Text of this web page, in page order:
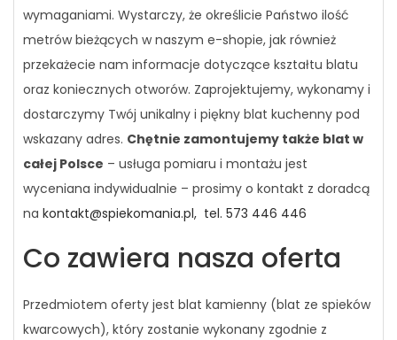
wymaganiami. Wystarczy, że określicie Państwo ilość
metrów bieżących w naszym e-shopie, jak również
przekażecie nam informacje dotyczące kształtu blatu
oraz koniecznych otworów. Zaprojektujemy, wykonamy i
dostarczymy Twój unikalny i piękny blat kuchenny pod
wskazany adres. Chętnie zamontujemy także blat w
całej Polsce – usługa pomiaru i montażu jest
wyceniana indywidualnie – prosimy o kontakt z doradcą
na kontakt@spiekomania.pl, tel. 573 446 446
Co zawiera nasza oferta
Przedmiotem oferty jest blat kamienny (blat ze spieków
kwarcowych), który zostanie wykonany zgodnie z